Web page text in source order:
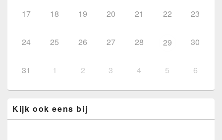
17 18 19 20 21 22 23
24 25 26 27 28 29 30
31 1 2 3 4 5 6
Kijk ook eens bij